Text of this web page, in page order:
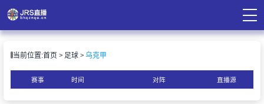
播
播
当前位置:首页 足球 乌克甲
赛事 时间 对阵 直播源